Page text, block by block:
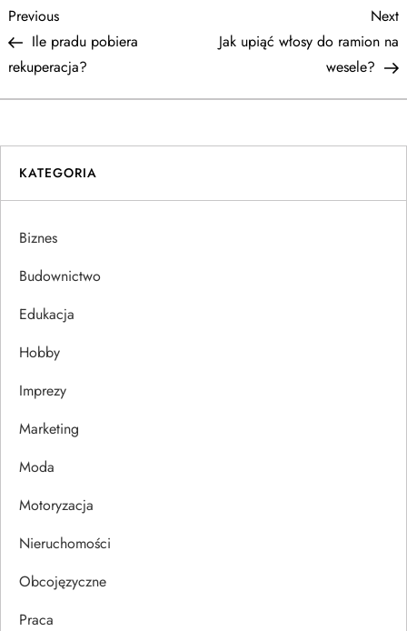
N
a
w
i
g
a
c
a
w
p
u
Previous
Post
Previous
Ile pradu pobiera
rekuperacja?
Next
Jak upiąć włosy do ramion na
wesele?
KATEGORIA
Biznes
Budownictwo
Edukacja
Hobby
Imprezy
Marketing
Moda
Motoryzacja
Nieruchomości
Obcojęzyczne
Praca